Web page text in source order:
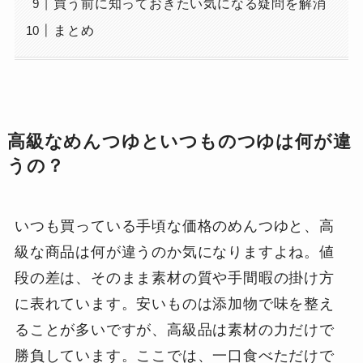
まとめ
高級なめんつゆといつものつゆは何が違
うの？
いつも買っている手頃な価格のめんつゆと、高
級な商品は何が違うのか気になりますよね。値
段の差は、そのまま素材の質や手間暇の掛け方
に表れています。安いものは添加物で味を整え
ることが多いですが、高級品は素材の力だけで
勝負しています。ここでは、一口食べただけで